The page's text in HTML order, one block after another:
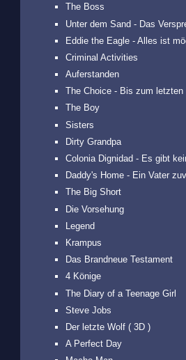
The Boss
Unter dem Sand - Das
Eddie the Eagle - Alles ist
Criminal Activities
Auferstanden
The Choice - Bis zum letzten
The Boy
Sisters
Dirty Grandpa
Colonia Dignidad - Es gibt
Daddy's Home - Ein Vater
The Big Short
Die Vorsehung
Legend
Krampus
Das Brandneue Testament
4 Könige
The Diary of a Teenage Girl
Steve Jobs
Der letzte Wolf ( 3D )
A Perfect Day